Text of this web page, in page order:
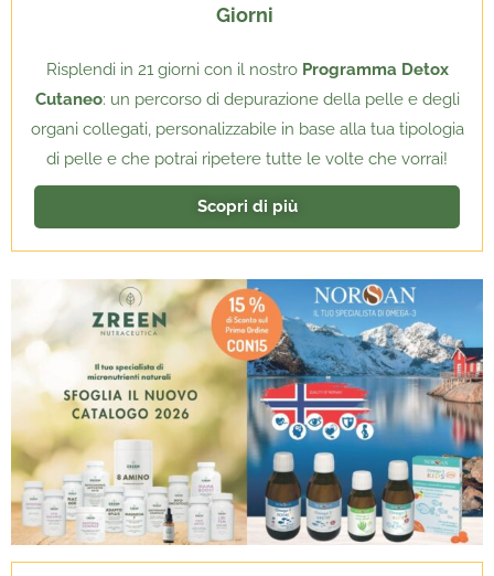
Giorni
Risplendi in 21 giorni con il nostro Programma Detox
Cutaneo: un percorso di depurazione della pelle e degli
organi collegati, personalizzabile in base alla tua tipologia
di pelle e che potrai ripetere tutte le volte che vorrai!
Scopri di più